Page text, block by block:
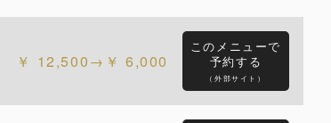
12,500→￥ 6,000
このメニューで
予約する
（外部サイト）